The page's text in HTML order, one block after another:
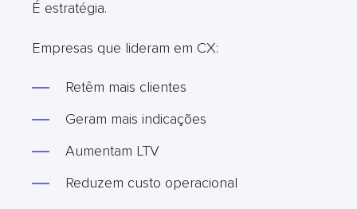
É estratégia.
Empresas que lideram em CX:
Retêm mais clientes
Geram mais indicações
Aumentam LTV
Reduzem custo operacional